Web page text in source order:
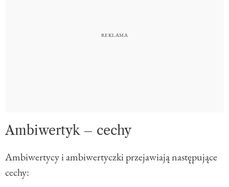
Ambiwertyk – cechy
Ambiwertycy i ambiwertyczki przejawiają następujące
cechy: